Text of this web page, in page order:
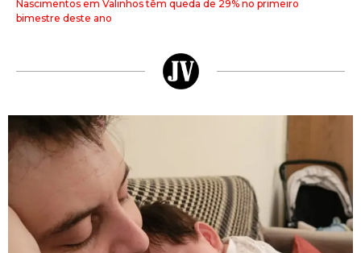
Nascimentos em Valinhos têm queda de 29% no primeiro
bimestre deste ano